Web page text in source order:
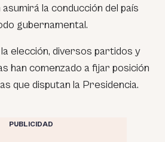
la conducción del país
gubernamental.
elección, diversos partidos y
han comenzado a fijar posición
que disputan la Presidencia.
PUBLICIDAD